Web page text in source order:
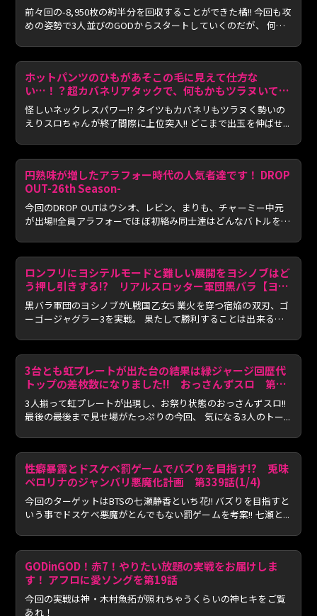
前々回の-8,950枚の約半分を回収することができた橘!! 今回も攻
めの姿勢で3人並びのGODからスタートしていくのだが、 何
ホットパンツのひもがあそこの毛に見えて仕方な
い…！？超カバネリアタックで、何もかもツラヌいてい
く！！ HOT！HOT！HOT！ 第19話 後編
怪しいネックレスパワー!? タイツもカバネリもツラヌく勢いの
えりスロちゃんが終了間際に上位突入!! どこまで出玉を伸ばせ...
円熟味が増したアラフォー時代の人気者達です！ DROP
OUT-26th Season-
今回のDROP OUTはウシオ、レビン、まりも、チャーミー中元
が出場!!全員アラフォーでほぼ初絡み同士達はどんなバトルを見
ロンフリにヨシテルモードと難しい展開をヨシノブはど
う押し引きする!? リアルスロッター軍団黒バラ【ヨシ
ノブ】#218
黒バラ軍団のヨシノブがL戦国乙女5 業火を穿つ宿焔の双刃、ゴ
ーゴージャグラー3を実戦。 果たして勝利することは出来るの
3台とも虹プレートが出た台の結果は緑ジャージ回歴代
トップの差枚数になりました!! おっさんずスロ 第
312話(4/4)
3人揃って虹プレートが出現し、お祭り状態のおっさんずスロ!!
最後の最後まで見せ場がたっぷりの今回、 気になる3人のトー...
性癖暴露とドスケベ罰ゲームでバズりを目指す!? 兎味
ペロリナのジャンバリ悪魔化計画 第339話(1/4)
今回のターゲットはBTSの七瀬静香といち花!! バズりを目指すと
いう事でドスケベ悪魔がとんでもない罰ゲームを考案!! 七瀬と...
GODinGOD！赤7！やりたい放題の実戦をお届けしま
す！ アフロに愛ソングを第19話
今回の実戦は神・木村魚拓が照れちゃうくらいの神ヒキをご覧
あれ！